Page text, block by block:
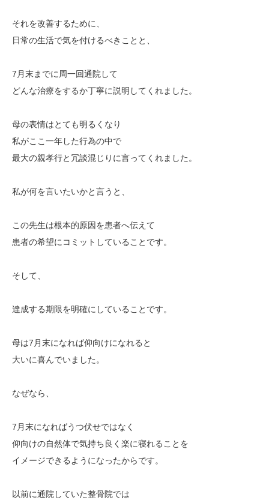
それを改善するために、
日常の生活で気を付けるべきことと、
7月末までに周一回通院して
どんな治療をするか丁寧に説明してくれました。
母の表情はとても明るくなり
私がここ一年した行為の中で
最大の親孝行と冗談混じりに言ってくれました。
私が何を言いたいかと言うと、
この先生は根本的原因を患者へ伝えて
患者の希望にコミットしていることです。
そして、
達成する期限を明確にしていることです。
母は7月末になれば仰向けになれると
大いに喜んでいました。
なぜなら、
7月末になればうつ伏せではなく
仰向けの自然体で気持ち良く楽に寝れることを
イメージできるようになったからです。
以前に通院していた整骨院では